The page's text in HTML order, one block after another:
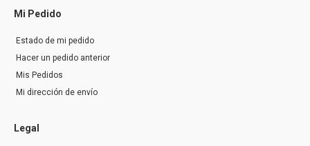
Mi Pedido
Estado de mi pedido
Hacer un pedido anterior
Mis Pedidos
Mi dirección de envío
Legal